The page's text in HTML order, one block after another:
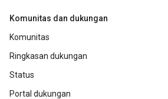
Komunitas dan dukungan
Komunitas
Ringkasan dukungan
Status
Portal dukungan